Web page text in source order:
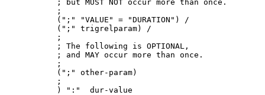
           ; but MUST NOT occur more than once.
           ;
           (";" "VALUE" = "DURATION") /
           (";" trigrelparam) /
           ;
           ; The following is OPTIONAL,
           ; and MAY occur more than once.
           ;
           (";" other-param)
           ;
           ) ":"  dur-value